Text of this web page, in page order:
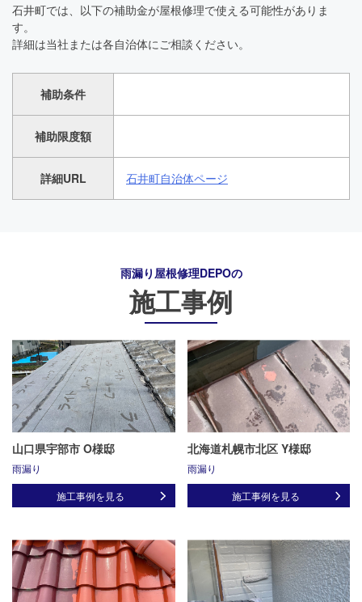
石井町では、以下の補助金が屋根修理で使える可能性がありま
す。
詳細は当社または各自治体にご相談ください。
補助条件
補助限度額
詳細URL 石井町自治体ページ
雨漏り屋根修理DEPOの
施工事例
山口県宇部市 O様邸
雨漏り
施工事例を見る
北海道札幌市北区 Y様邸
雨漏り
施工事例を見る